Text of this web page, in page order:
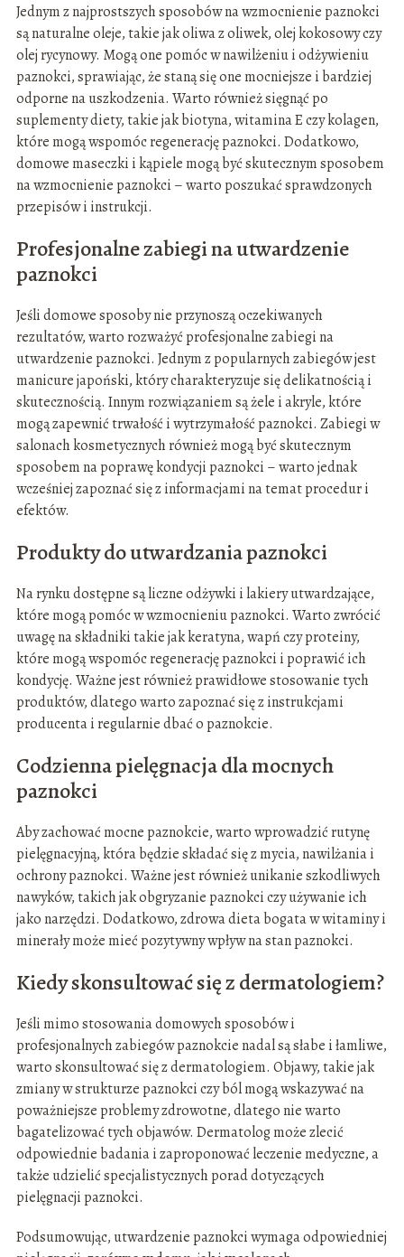
Jednym z najprostszych sposobów na wzmocnienie paznokci
są naturalne oleje, takie jak oliwa z oliwek, olej kokosowy czy
olej rycynowy. Mogą one pomóc w nawilżeniu i odżywieniu
paznokci, sprawiając, że staną się one mocniejsze i bardziej
odporne na uszkodzenia. Warto również sięgnąć po
suplementy diety, takie jak biotyna, witamina E czy kolagen,
które mogą wspomóc regenerację paznokci. Dodatkowo,
domowe maseczki i kąpiele mogą być skutecznym sposobem
na wzmocnienie paznokci – warto poszukać sprawdzonych
przepisów i instrukcji.
Profesjonalne zabiegi na utwardzenie
paznokci
Jeśli domowe sposoby nie przynoszą oczekiwanych
rezultatów, warto rozważyć profesjonalne zabiegi na
utwardzenie paznokci. Jednym z popularnych zabiegów jest
manicure japoński, który charakteryzuje się delikatnością i
skutecznością. Innym rozwiązaniem są żele i akryle, które
mogą zapewnić trwałość i wytrzymałość paznokci. Zabiegi w
salonach kosmetycznych również mogą być skutecznym
sposobem na poprawę kondycji paznokci – warto jednak
wcześniej zapoznać się z informacjami na temat procedur i
efektów.
Produkty do utwardzania paznokci
Na rynku dostępne są liczne odżywki i lakiery utwardzające,
które mogą pomóc w wzmocnieniu paznokci. Warto zwrócić
uwagę na składniki takie jak keratyna, wapń czy proteiny,
które mogą wspomóc regenerację paznokci i poprawić ich
kondycję. Ważne jest również prawidłowe stosowanie tych
produktów, dlatego warto zapoznać się z instrukcjami
producenta i regularnie dbać o paznokcie.
Codzienna pielęgnacja dla mocnych
paznokci
Aby zachować mocne paznokcie, warto wprowadzić rutynę
pielęgnacyjną, która będzie składać się z mycia, nawilżania i
ochrony paznokci. Ważne jest również unikanie szkodliwych
nawyków, takich jak obgryzanie paznokci czy używanie ich
jako narzędzi. Dodatkowo, zdrowa dieta bogata w witaminy i
minerały może mieć pozytywny wpływ na stan paznokci.
Kiedy skonsultować się z dermatologiem?
Jeśli mimo stosowania domowych sposobów i
profesjonalnych zabiegów paznokcie nadal są słabe i łamliwe,
warto skonsultować się z dermatologiem. Objawy, takie jak
zmiany w strukturze paznokci czy ból mogą wskazywać na
poważniejsze problemy zdrowotne, dlatego nie warto
bagatelizować tych objawów. Dermatolog może zlecić
odpowiednie badania i zaproponować leczenie medyczne, a
także udzielić specjalistycznych porad dotyczących
pielęgnacji paznokci.
Podsumowując, utwardzenie paznokci wymaga odpowiedniej